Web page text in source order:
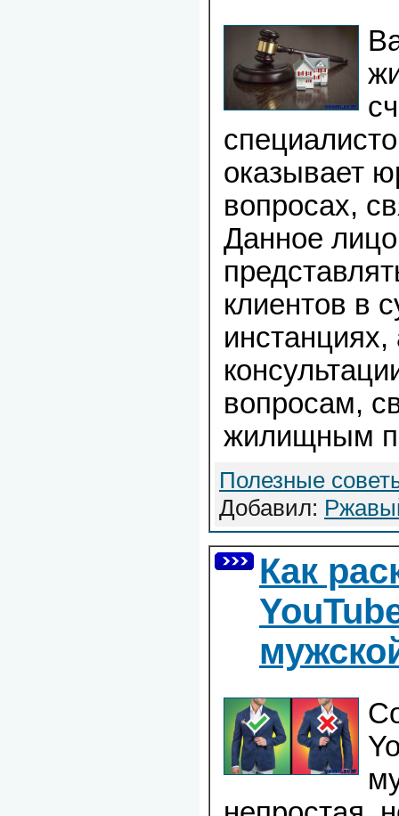
оказывает
вопросах,
Данное
клиентов в
инстанциях,
вопросам,
жилищным
Полезные
Добавил:
Как